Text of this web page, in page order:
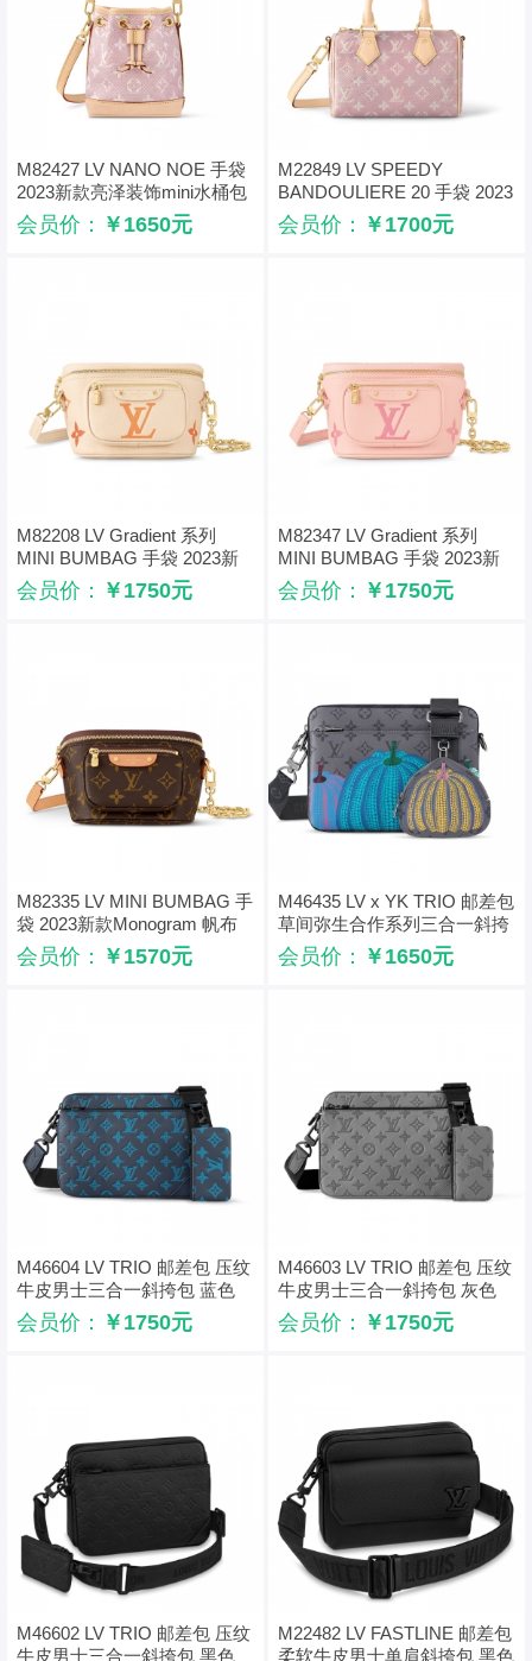
M82427 LV NANO NOE 手袋
2023新款亮泽装饰mini水桶包
会员价： ￥1650元
M22849 LV SPEEDY
BANDOULIERE 20 手袋 2023
新款迷你枕头包
会员价： ￥1700元
M82208 LV Gradient 系列
MINI BUMBAG 手袋 2023新
款腰包 香樟黄
会员价： ￥1750元
M82347 LV Gradient 系列
MINI BUMBAG 手袋 2023新
款腰包 粉色
会员价： ￥1750元
M82335 LV MINI BUMBAG 手
袋 2023新款Monogram 帆布
腰包
会员价： ￥1570元
M46435 LV x YK TRIO 邮差包
草间弥生合作系列三合一斜挎
包
会员价： ￥1650元
M46604 LV TRIO 邮差包 压纹
牛皮男士三合一斜挎包 蓝色
会员价： ￥1750元
M46603 LV TRIO 邮差包 压纹
牛皮男士三合一斜挎包 灰色
会员价： ￥1750元
M46602 LV TRIO 邮差包 压纹
牛皮男士三合一斜挎包 黑色
M22482 LV FASTLINE 邮差包
柔软牛皮男士单肩斜挎包 黑色